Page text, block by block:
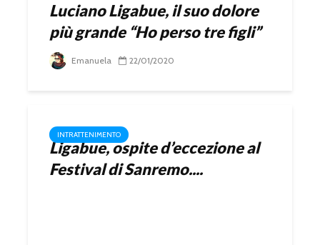
Luciano Ligabue, il suo dolore
più grande “Ho perso tre figli”
Emanuela 22/01/2020
INTRATTENIMENTO
Ligabue, ospite d’eccezione al
Festival di Sanremo....